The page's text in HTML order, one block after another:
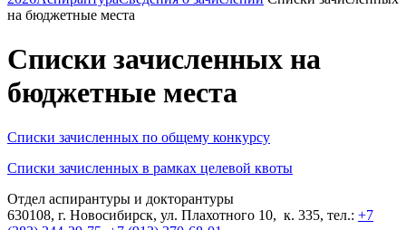
на бюджетные места
Списки зачисленных на
бюджетные места
Списки зачисленных по общему конкурсу
Списки зачисленных в рамках целевой квоты
Отдел аспирантуры и докторантуры
630108, г. Новосибирск, ул. Плахотного 10, к. 335, тел.: +7